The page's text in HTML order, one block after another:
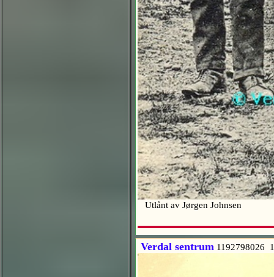
Utlånt av Jørgen Johnsen
Verdal sentrum 1192798026